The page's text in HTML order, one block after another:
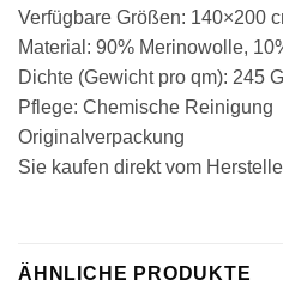
Verfügbare Größen: 140×200
Material: 90% Merinowolle,
Dichte (Gewicht pro qm): 245
Pflege: Chemische Reinigung
Originalverpackung
Sie kaufen direkt vom
ÄHNLICHE PRODUKTE